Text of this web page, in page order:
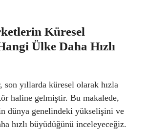
Küresel
Ülke Daha Hızlı
son yıllarda küresel olarak hızla
haline gelmiştir. Bu makalede,
dünya genelindeki yükselişini ve
hızlı büyüdüğünü inceleyeceğiz.